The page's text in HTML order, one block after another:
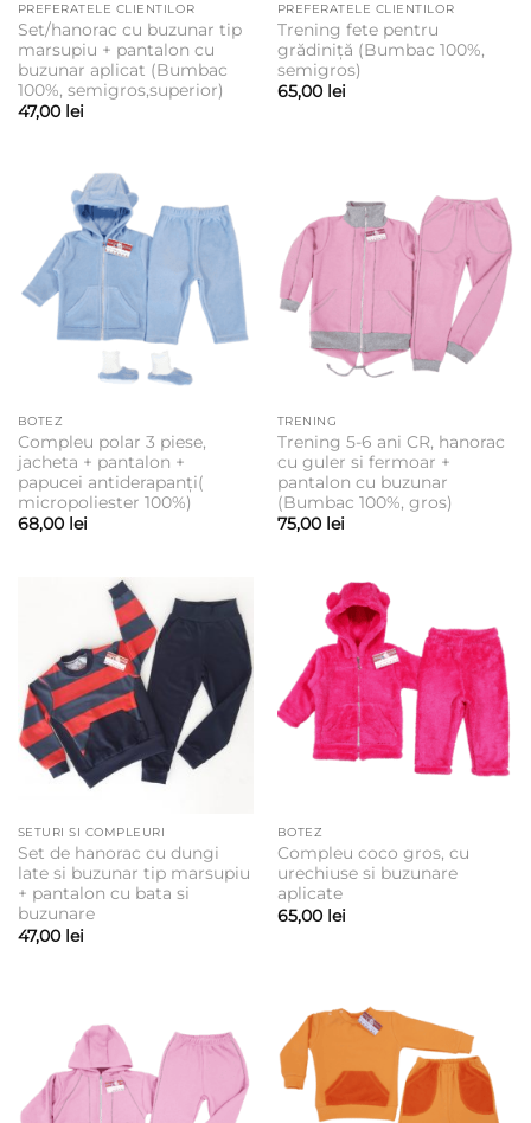
PREFERATELE CLIENTILOR
Set/hanorac cu buzunar tip
marsupiu + pantalon cu
buzunar aplicat (Bumbac
100%, semigros,superior)
47,00 lei
PREFERATELE CLIENTILOR
Trening fete pentru
grădiniță (Bumbac 100%,
semigros)
65,00 lei
BOTEZ
Compleu polar 3 piese,
jacheta + pantalon +
papucei antiderapanți(
micropoliester 100%)
68,00 lei
TRENING
Trening 5-6 ani CR, hanorac
cu guler si fermoar +
pantalon cu buzunar
(Bumbac 100%, gros)
75,00 lei
SETURI SI COMPLEURI
Set de hanorac cu dungi
late si buzunar tip marsupiu
+ pantalon cu bata si
buzunare
47,00 lei
BOTEZ
Compleu coco gros, cu
urechiuse si buzunare
aplicate
65,00 lei